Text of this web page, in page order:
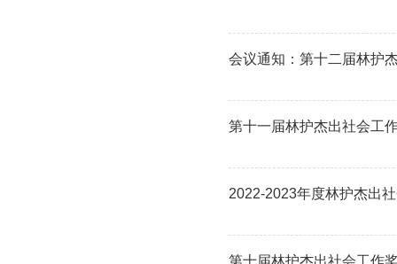
会议通知：第十二届林护
第十一届林护杰出社会工
2022-2023年度林护杰出
第十届林护杰出社会工作